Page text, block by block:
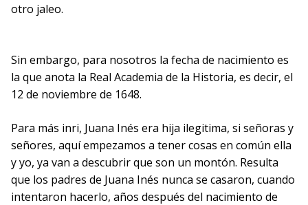
otro jaleo.
Sin embargo, para nosotros la fecha de nacimiento es
la que anota la Real Academia de la Historia, es decir, el
12 de noviembre de 1648.
Para más inri, Juana Inés era hija ilegitima, si señoras y
señores, aquí empezamos a tener cosas en común ella
y yo, ya van a descubrir que son un montón. Resulta
que los padres de Juana Inés nunca se casaron, cuando
intentaron hacerlo, años después del nacimiento de